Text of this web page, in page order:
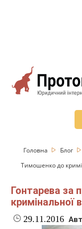
Головна Блог
Тимошенко до
Гонтарева за
кримінальної
29.11.2016